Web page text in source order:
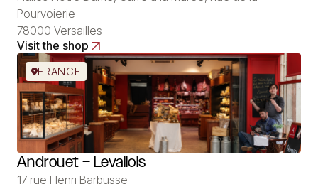
Pourvoierie
78000 Versailles
Visit the shop
FRANCE
Androuet – Levallois
17 rue Henri Barbusse